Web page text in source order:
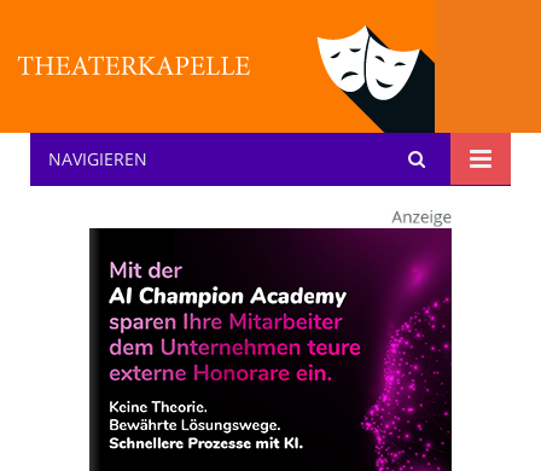
Theater: [KA] :pelle
NAVIGIEREN